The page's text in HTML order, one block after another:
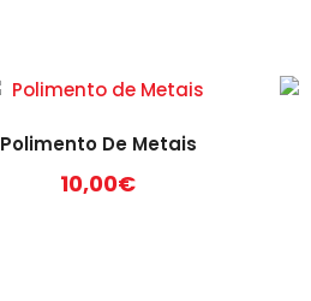
Polimento De Metais
10,00€